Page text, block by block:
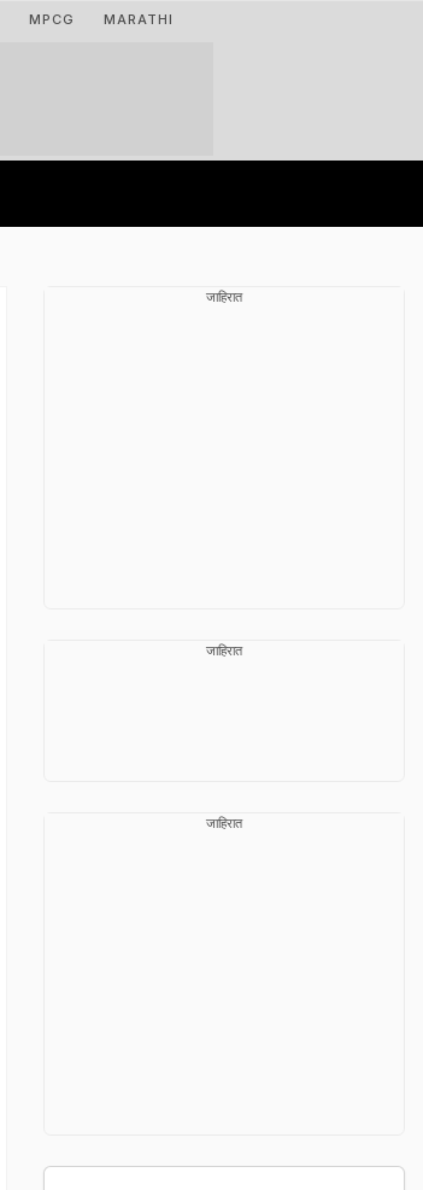
MPCG MARATHI
जाहिरात
जाहिरात
जाहिरात